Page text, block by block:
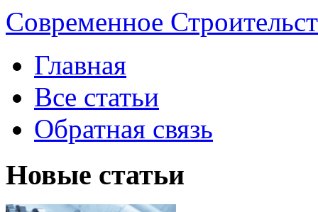
Современное
Главная
Все статьи
Обратная связь
Новые статьи